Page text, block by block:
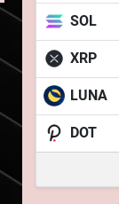
SOL
XRP
LUNA
DOT
7